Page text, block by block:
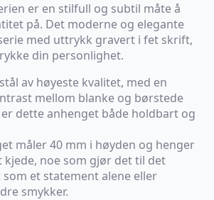
er en stilfull og subtil måte å
på. Det moderne og elegante
med uttrykk gravert i fet skrift,
din personlighet.
av høyeste kvalitet, med en
mellom blanke og børstede
dette anhenget både holdbart og
måler 40 mm i høyden og henger
kjede, noe som gjør det til det
et statement alene eller
smykker.